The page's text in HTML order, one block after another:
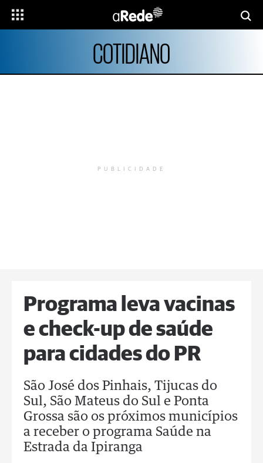
COTIDIANO
PUBLICIDADE
Programa leva vacinas
e check-up de saúde
para cidades do PR
São José dos Pinhais, Tijucas do
Sul, São Mateus do Sul e Ponta
Grossa são os próximos municípios
a receber o programa Saúde na
Estrada da Ipiranga